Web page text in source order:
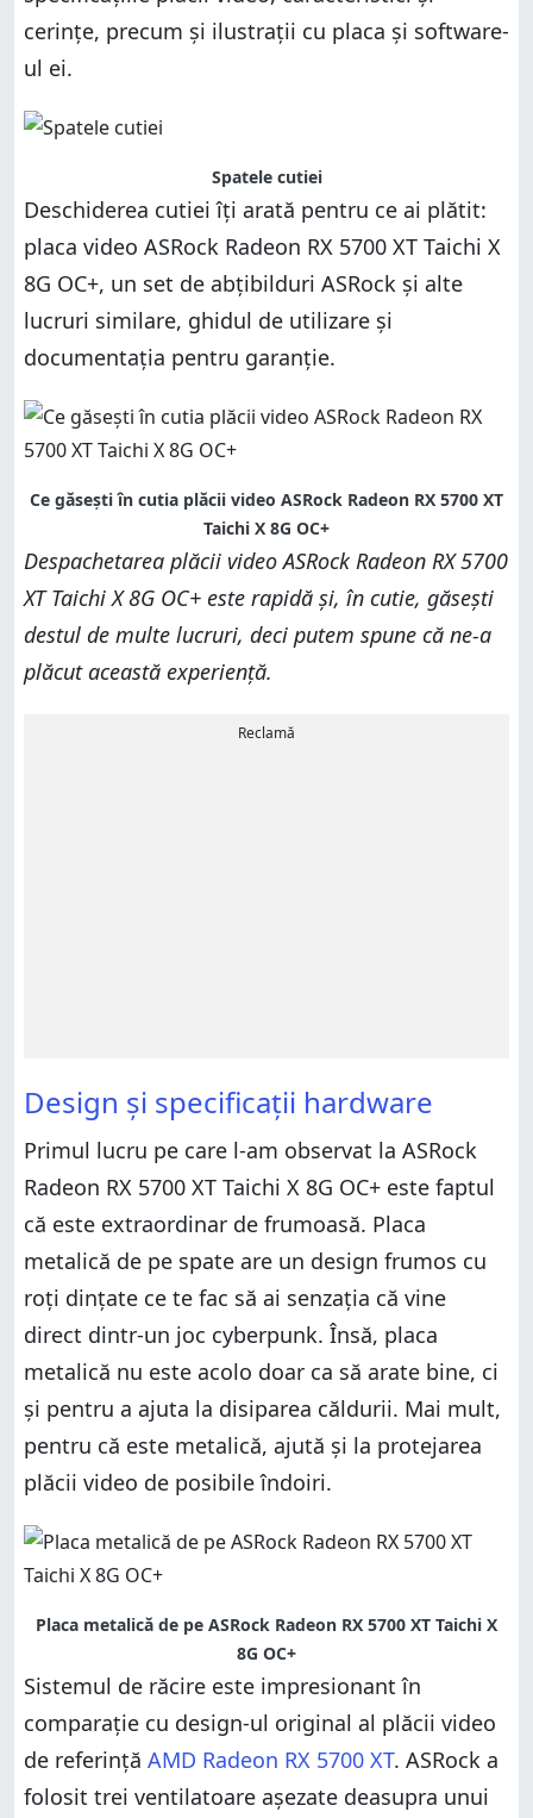
cerințe, precum și ilustrații cu placa și software-
ul ei.
Spatele cutiei
Deschiderea cutiei îți arată pentru ce ai plătit:
placa video ASRock Radeon RX 5700 XT Taichi X
8G OC+, un set de abțibilduri ASRock și alte
lucruri similare, ghidul de utilizare și
documentația pentru garanție.
Ce găsești în cutia plăcii video ASRock Radeon RX 5700 XT
Taichi X 8G OC+
Despachetarea plăcii video ASRock Radeon RX 5700
XT Taichi X 8G OC+ este rapidă și, în cutie, găsești
destul de multe lucruri, deci putem spune că ne-a
plăcut această experiență.
Reclamă
Design și specificații hardware
Primul lucru pe care l-am observat la ASRock
Radeon RX 5700 XT Taichi X 8G OC+ este faptul
că este extraordinar de frumoasă. Placa
metalică de pe spate are un design frumos cu
roți dințate ce te fac să ai senzația că vine
direct dintr-un joc cyberpunk. Însă, placa
metalică nu este acolo doar ca să arate bine, ci
și pentru a ajuta la disiparea căldurii. Mai mult,
pentru că este metalică, ajută și la protejarea
plăcii video de posibile îndoiri.
Placa metalică de pe ASRock Radeon RX 5700 XT Taichi X
8G OC+
Sistemul de răcire este impresionant în
comparație cu design-ul original al plăcii video
de referință AMD Radeon RX 5700 XT. ASRock a
folosit trei ventilatoare așezate deasupra unui